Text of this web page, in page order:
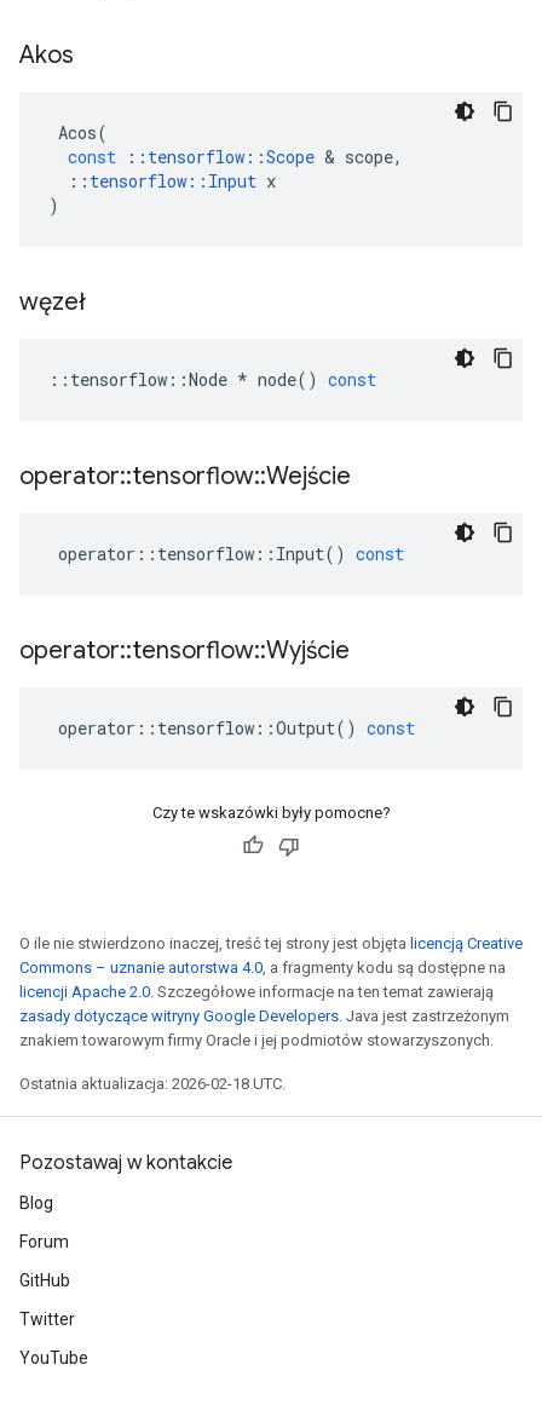
Akos
Acos(
const
:: tensorflow ::Scope & scope,
:: tensorflow :: Input x
)
węzeł
:: tensorflow ::Node * node() const
operator::tensorflow::Wejście
operator :: tensorflow :: Input() const
operator::tensorflow::Wyjście
operator :: tensorflow ::Output() const
Czy te wskazówki były pomocne?
O ile nie stwierdzono inaczej, treść tej strony jest objęta licencją Creative
Commons – uznanie autorstwa 4.0, a fragmenty kodu są dostępne na
licencji Apache 2.0. Szczegółowe informacje na ten temat zawierają
zasady dotyczące witryny Google Developers. Java jest zastrzeżonym
znakiem towarowym firmy Oracle i jej podmiotów stowarzyszonych.
Ostatnia aktualizacja: 2026-02-18 UTC.
Pozostawaj w kontakcie
Blog
Forum
GitHub
Twitter
YouTube